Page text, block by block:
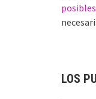
posibles
LOS